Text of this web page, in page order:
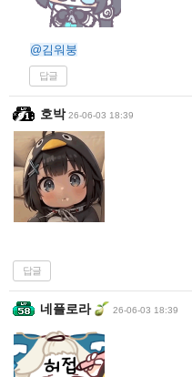
@김워붕
답글
호박 26-06-03 18:39
답글
네플로라 26-06-03 18:39